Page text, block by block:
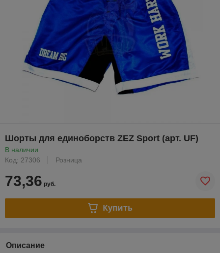
Шорты для единоборств ZEZ Sport (арт. UF)
В наличии
Код: 27306
Розница
73,36 руб.
Купить
Описание